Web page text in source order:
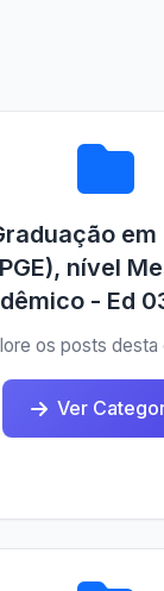
nível
- Ed
os posts desta
Ver